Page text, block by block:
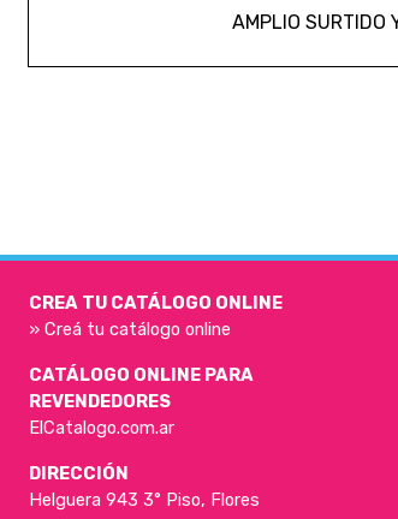
AMPLIO SURTIDO
CREA TU CATÁLOGO ONLINE
» Creá tu catálogo online
CATÁLOGO ONLINE PARA
REVENDEDORES
ElCatalogo.com.ar
DIRECCIÓN
Helguera 943 3° Piso, Flores